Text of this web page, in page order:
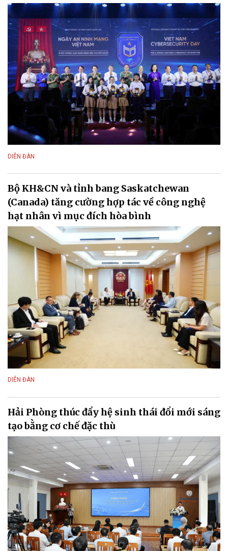
DIỄN ĐÀN
Bộ KH&CN và tỉnh bang Saskatchewan
(Canada) tăng cường hợp tác về công nghệ
hạt nhân vì mục đích hòa bình
DIỄN ĐÀN
Hải Phòng thúc đẩy hệ sinh thái đổi mới sáng
tạo bằng cơ chế đặc thù